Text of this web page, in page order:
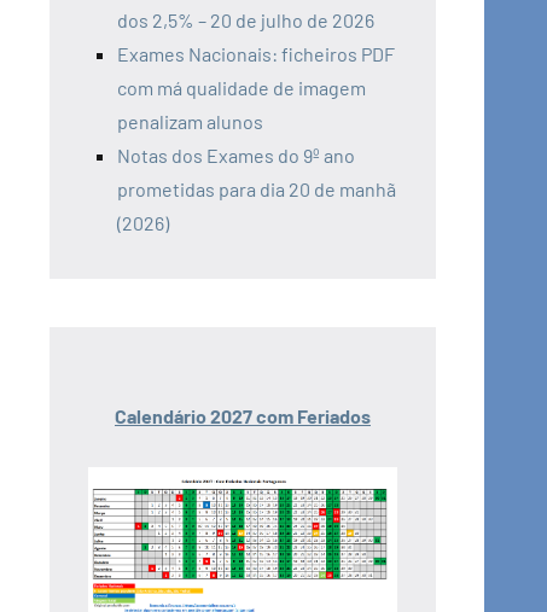
dos 2,5% – 20 de julho de 2026
Exames Nacionais: ficheiros PDF
com má qualidade de imagem
penalizam alunos
Notas dos Exames do 9º ano
prometidas para dia 20 de manhã
(2026)
Calendário 2027 com Feriados